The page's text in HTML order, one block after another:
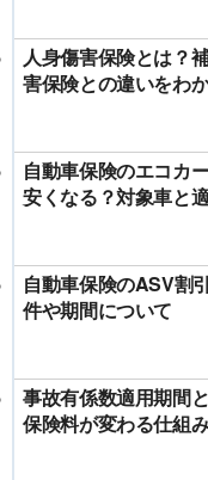
人身傷害保険とは？
害保険との違いをわ
自動車保険のエコカ
安くなる？対象車と
自動車保険のASV割
件や期間について
事故有係数適用期間
保険料が変わる仕組